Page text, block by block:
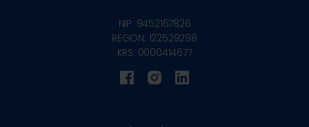
NIP: 9452167826
REGON: 122529298
KRS: 0000414677